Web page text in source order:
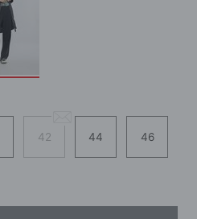
42 44 46